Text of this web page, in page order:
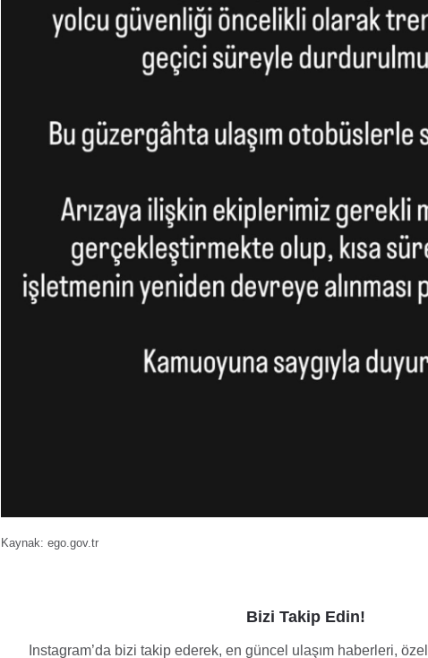
Kaynak: ego.gov.tr
Bizi Takip Edin!
Instagram’da bizi takip ederek, en güncel ulaşım haberleri,